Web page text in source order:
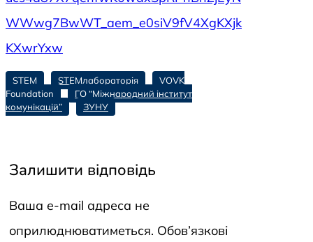
WWwg7BwWT_aem_e0siV9fV4XgKXjk
KXwrYxw
STEM STEMлабораторія
VOVK
Foundation
ГО “Міжнародний інститут
комунікацій”
ЗУНУ
Залишити відповідь
Ваша e-mail адреса не
оприлюднюватиметься. Обов’язкові